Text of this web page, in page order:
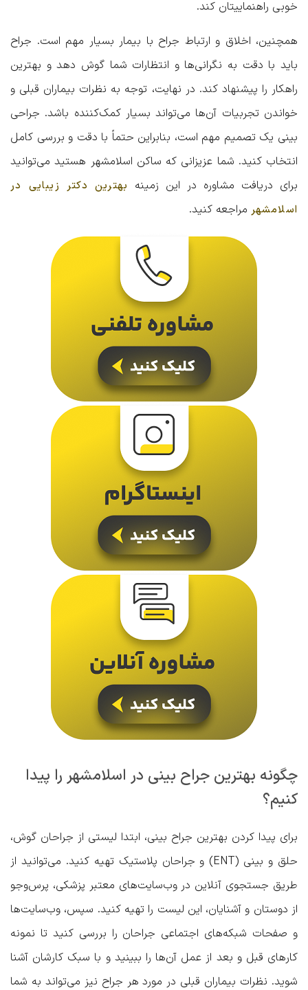
خوبی راهنماییتان کند.
همچنین، اخلاق و ارتباط جراح با بیمار بسیار مهم است. جراح
باید با دقت به نگرانی‌ها و انتظارات شما گوش دهد و بهترین
راهکار را پیشنهاد کند. در نهایت، توجه به نظرات بیماران قبلی و
خواندن تجربیات آن‌ها می‌تواند بسیار کمک‌کننده باشد. جراحی
بینی یک تصمیم مهم است، بنابراین حتماً با دقت و بررسی کامل
انتخاب کنید. شما عزیزانی که ساکن اسلامشهر هستید می‌توانید
برای دریافت مشاوره در این زمینه بهترین دکتر زیبایی در
اسلامشهر مراجعه کنید.
چگونه بهترین جراح بینی در اسلامشهر را پیدا
کنیم؟
برای پیدا کردن بهترین جراح بینی، ابتدا لیستی از جراحان گوش،
حلق و بینی (ENT) و جراحان پلاستیک تهیه کنید. می‌توانید از
طریق جستجوی آنلاین در وب‌سایت‌های معتبر پزشکی، پرس‌وجو
از دوستان و آشنایان، این لیست را تهیه کنید. سپس، وب‌سایت‌ها
و صفحات شبکه‌های اجتماعی جراحان را بررسی کنید تا نمونه
کارهای قبل و بعد از عمل آن‌ها را ببینید و با سبک کارشان آشنا
شوید. نظرات بیماران قبلی در مورد هر جراح نیز می‌تواند به شما